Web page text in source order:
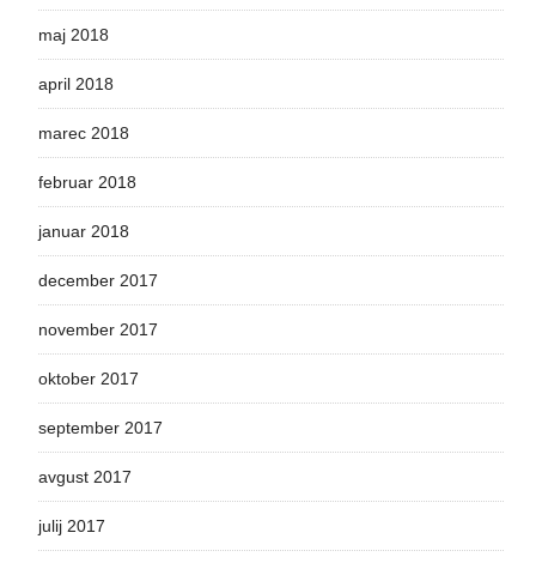
maj 2018
april 2018
marec 2018
februar 2018
januar 2018
december 2017
november 2017
oktober 2017
september 2017
avgust 2017
julij 2017